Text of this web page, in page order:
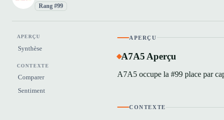
Rang #99
APERÇU
Synthèse
CONTEXTE
Comparer
Sentiment
APERÇU
A7A5 Aperçu
A7A5 occupe la #99 place par
CONTEXTE